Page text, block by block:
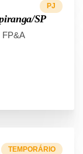
SP
FP&A
PJ
TEMPORÁRIO